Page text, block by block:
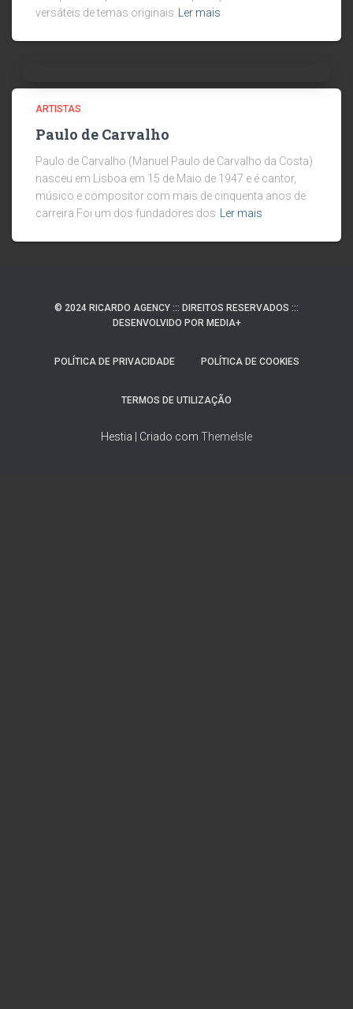
versáteis de temas originais
Ler mais
ARTISTAS
Paulo de Carvalho
Paulo de Carvalho (Manuel Paulo de Carvalho da Costa)
nasceu em Lisboa em 15 de Maio de 1947 e é cantor,
músico e compositor com mais de cinquenta anos de
carreira.Foi um dos fundadores dos
Ler mais
© 2024 RICARDO AGENCY ::: DIREITOS RESERVADOS :::
DESENVOLVIDO POR MEDIA+
POLÍTICA DE PRIVACIDADE POLÍTICA DE COOKIES
TERMOS DE UTILIZAÇÃO
Hestia | Criado com ThemeIsle